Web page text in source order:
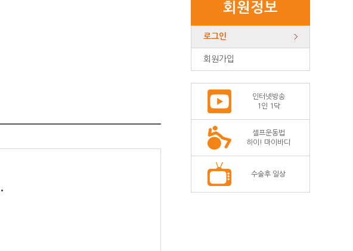
회원정보
로그인
회원가입
인터넷방송
1인 1닥
셀프운동법
하이! 마이바디
수술후 일상